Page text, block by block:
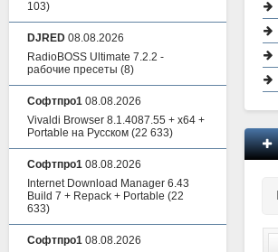
103)
DJRED 08.08.2026
RadioBOSS Ultimate 7.2.2 -
рабочие пресеты (8)
Софтпро1 08.08.2026
Vivaldi Browser 8.1.4087.55 + x64 +
Portable на Русском (22 633)
Софтпро1 08.08.2026
Internet Download Manager 6.43
Build 7 + Repack + Portable (22
633)
Софтпро1 08.08.2026